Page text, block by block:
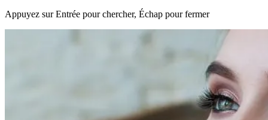
Appuyez sur Entrée pour chercher, Échap pour fermer